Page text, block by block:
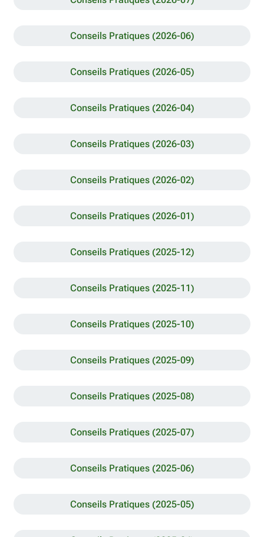
Conseils Pratiques (2026-06)
Conseils Pratiques (2026-05)
Conseils Pratiques (2026-04)
Conseils Pratiques (2026-03)
Conseils Pratiques (2026-02)
Conseils Pratiques (2026-01)
Conseils Pratiques (2025-12)
Conseils Pratiques (2025-11)
Conseils Pratiques (2025-10)
Conseils Pratiques (2025-09)
Conseils Pratiques (2025-08)
Conseils Pratiques (2025-07)
Conseils Pratiques (2025-06)
Conseils Pratiques (2025-05)